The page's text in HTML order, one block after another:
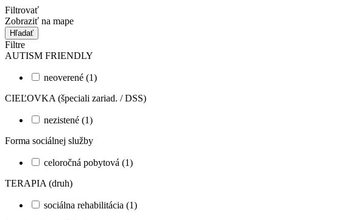
Filtrovať
Zobraziť na mape
Hľadať
Filtre
AUTISM FRIENDLY
neoverené (1)
CIEĽOVKA (špeciali zariad. / DSS)
nezistené (1)
Forma sociálnej služby
celoročná pobytová (1)
TERAPIA (druh)
sociálna rehabilitácia (1)